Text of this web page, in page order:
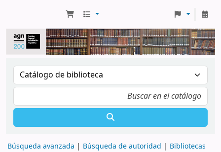
Búsqueda avanzada Búsqueda de autoridad Bibliotecas